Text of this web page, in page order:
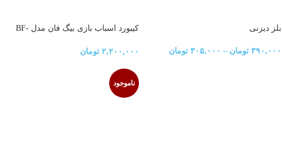
بلز دیزنی
۳۹۰,۰۰۰ تومان – ۳۰۵,۰۰۰ تومان
کیبورد اسباب بازی بیگ فان مدل BF-
۲,۲۰۰,۰۰۰ تومان
ناموجود